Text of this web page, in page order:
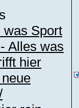
was Sport
Alles was
hier